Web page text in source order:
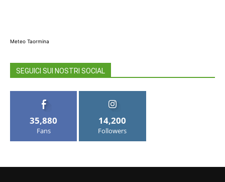
Meteo Taormina
SEGUICI SUI NOSTRI SOCIAL
35,880
Fans
14,200
Followers